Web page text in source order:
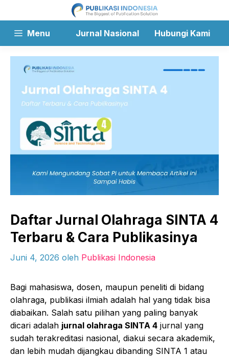
ke
Menu Jurnal Nasional Hubungi Kami
Daftar Jurnal Olahraga SINTA 4
Terbaru & Cara Publikasinya
Juni 4, 2026 oleh Publikasi Indonesia
Bagi mahasiswa, dosen, maupun peneliti di bidang
olahraga, publikasi ilmiah adalah hal yang tidak bisa
diabaikan. Salah satu pilihan yang paling banyak
dicari adalah jurnal olahraga SINTA 4 jurnal yang
sudah terakreditasi nasional, diakui secara akademik,
dan lebih mudah dijangkau dibanding SINTA 1 atau